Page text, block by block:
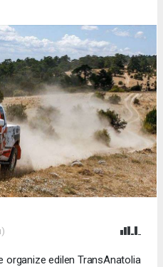
organize edilen TransAnatolia